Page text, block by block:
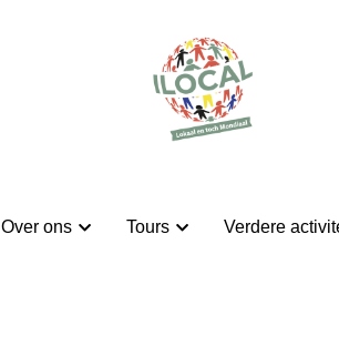
Over ons Tours Verdere
Over ons Tours Verdere